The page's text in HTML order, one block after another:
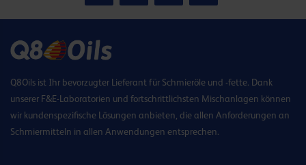
Q8Oils ist Ihr bevorzugter Lieferant für Schmieröle und -fette. Dank
unserer F&E-Laboratorien und fortschrittlichsten Mischanlagen können
wir kundenspezifische Lösungen anbieten, die allen Anforderungen an
Schmiermitteln in allen Anwendungen entsprechen.